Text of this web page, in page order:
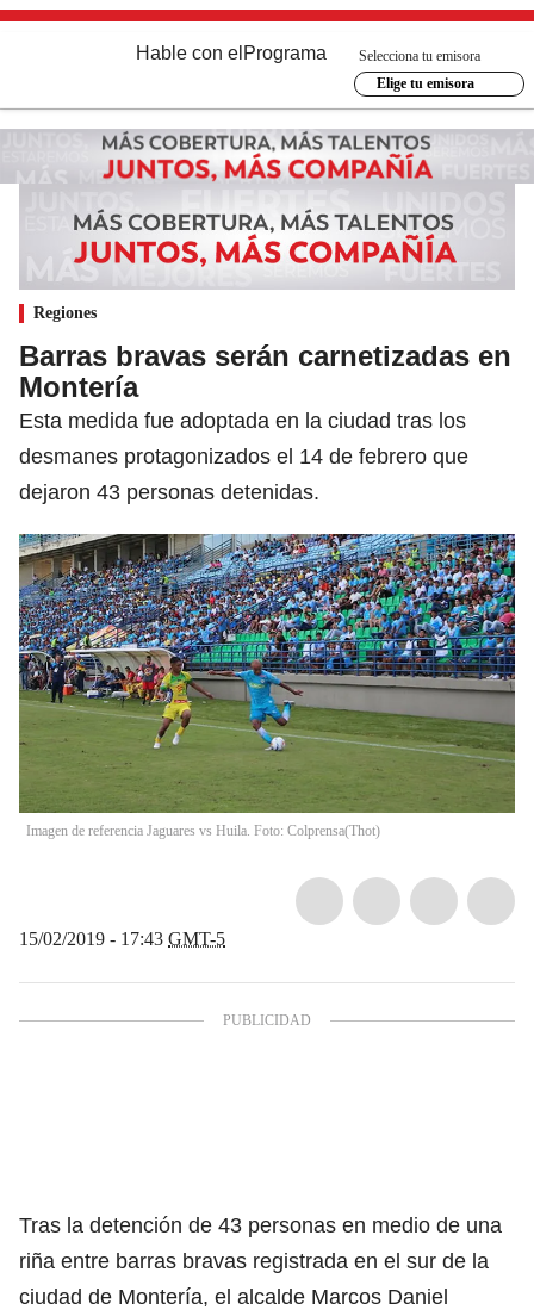
Hable con el Programa
Selecciona tu emisora
Elige tu emisora
Regiones
Barras bravas serán carnetizadas en
Montería
Esta medida fue adoptada en la ciudad tras los
desmanes protagonizados el 14 de febrero que
dejaron 43 personas detenidas.
Imagen de referencia Jaguares vs Huila. Foto: Colprensa(Thot)
15/02/2019 - 17:43 GMT-5
Tras la detención de 43 personas en medio de una
riña entre barras bravas registrada en el sur de la
ciudad de Montería, el alcalde Marcos Daniel